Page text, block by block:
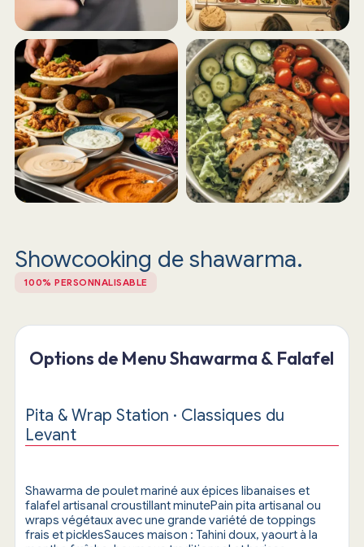
Showcooking de shawarma.
100% PERSONNALISABLE
Options de Menu Shawarma & Falafel
Pita & Wrap Station · Classiques du
Levant
Shawarma de poulet mariné aux épices libanaises et
falafel artisanal croustillant minutePain pita artisanal ou
wraps végétaux avec une grande variété de toppings
frais et picklesSauces maison : Tahini doux, yaourt à la